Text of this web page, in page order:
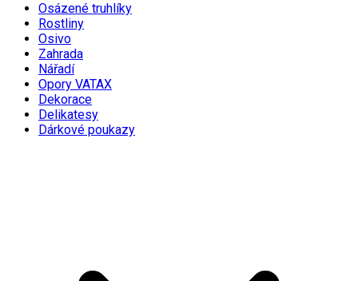
Osázené truhlíky
Rostliny
Osivo
Zahrada
Nářadí
Opory VATAX
Dekorace
Delikatesy
Dárkové poukazy